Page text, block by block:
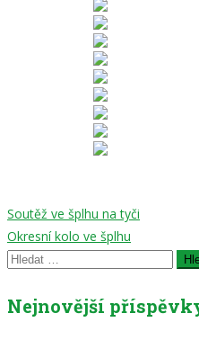
Navigace
pro
příspěvek
Soutěž ve šplhu na tyči
Okresní kolo ve šplhu
Vyhledávání
Nejnovější